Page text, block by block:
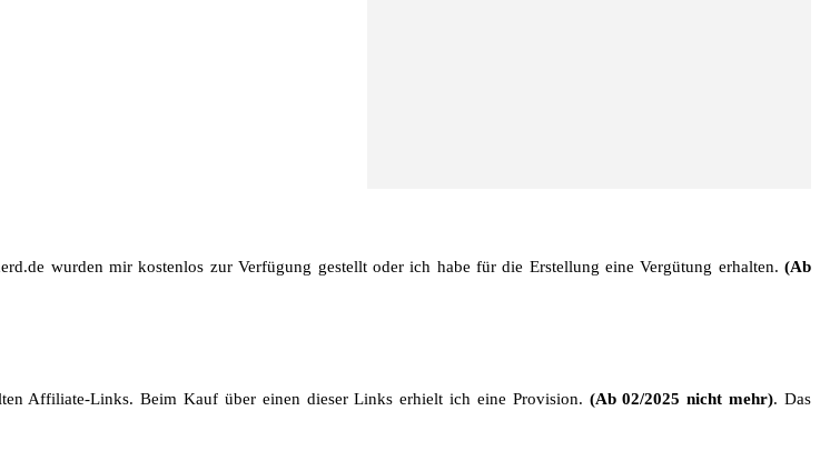
wurden mir kostenlos zur Verfügung gestellt oder ich habe für die Erstellung eine Vergütung erhalten. (Ab
Affiliate-Links. Beim Kauf über einen dieser Links erhielt ich eine Provision. (Ab 02/2025 nicht mehr). Das